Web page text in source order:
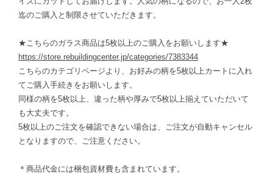
迄のご購入と制限させていただきます。
★こちらのガラス商品は5枚以上のご購入をお願いします★
https://store.rebuildingcenter.jp/categories/7383344
こちらのカテゴリページより、お好みの柄を5枚以上カートに入れ
てご購入手続きをお願いします。
同様の柄を5枚以上、違った柄や厚みで5枚以上揃えていただいて
も大丈夫です。
5枚以上のご注文を確認できない場合は、ご注文が自動キャンセル
となりますので、ご注意ください。
＊商品代金には梱包資材費も含まれています。